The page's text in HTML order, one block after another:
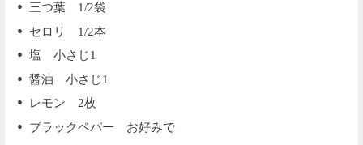
三つ葉 1/2袋
セロリ 1/2本
塩 小さじ1
醤油 小さじ1
レモン 2枚
ブラックペパー お好みで